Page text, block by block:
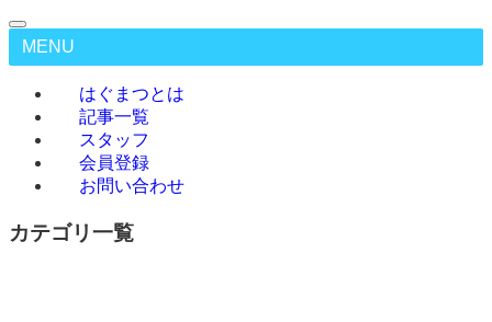
MENU
はぐまつとは
記事一覧
スタッフ
会員登録
お問い合わせ
カテゴリ一覧